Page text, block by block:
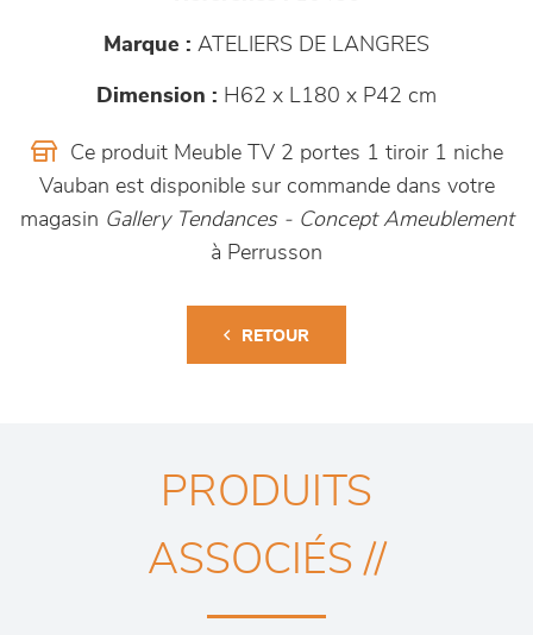
Marque : ATELIERS DE LANGRES
Dimension : H62 x L180 x P42 cm
Ce produit Meuble TV 2 portes 1 tiroir 1 niche
Vauban est disponible sur commande dans votre
magasin Gallery Tendances - Concept Ameublement
à Perrusson
RETOUR
PRODUITS
ASSOCIÉS //